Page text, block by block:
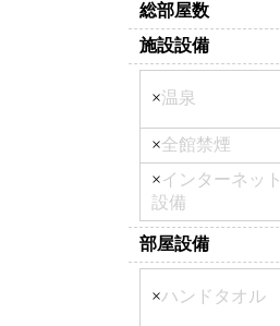
総部屋数
施設設備
×温泉
×全館禁煙
×インターネット
設備
部屋設備
×ハンドタオル